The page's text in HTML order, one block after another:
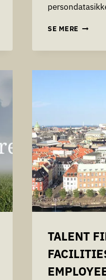
SE MERE GDPR
TALENT